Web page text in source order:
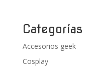
Categorías
Accesorios geek
Cosplay